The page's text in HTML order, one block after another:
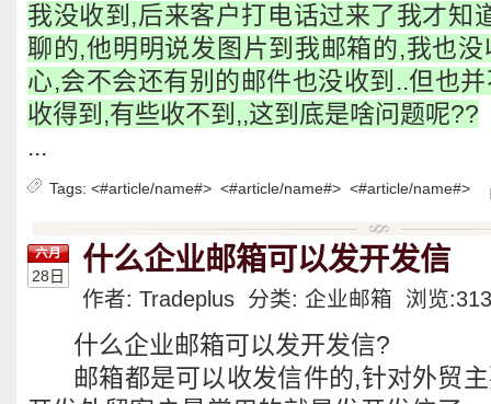
我没收到,后来客户打电话过来了我才知
聊的,他明明说发图片到我邮箱的,我也
心,会不会还有别的邮件也没收到..但也
收得到,有些收不到,,这到底是啥问题呢??
...
Tags: <#article/name#> <#article/name#> <#article/name#>
六月
28日 什么企业邮箱可以发开发信
作者: Tradeplus 分类: 企业邮箱 浏览:
什么企业邮箱可以发开发信?
邮箱都是可以收发信件的,针对外贸